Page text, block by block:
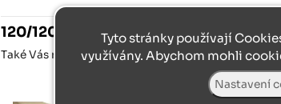
120/120/3000
Také Vás může u120/120/3000zajímat:
Tyto stránky používají
využívány. Abychom mohli